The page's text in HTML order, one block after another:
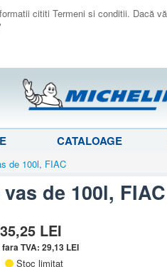
cititi Termeni si conditii. Dacă
CATALOAGE
de 100l, FIAC
de 100l, FIAC
35,25 LEI
TVA: 29,13 LEI
Stoc limitat